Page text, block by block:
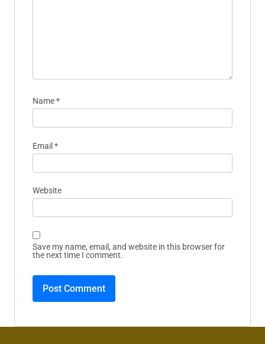
Name*
Email *
Website
Save my name, email, and website in this browser for
the next time I comment.